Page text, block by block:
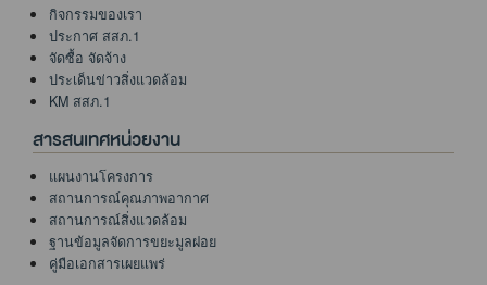
กิจกรรมของเรา
ประกาศ สสภ.1
จัดซื้อ จัดจ้าง
ประเด็นข่าวสิ่งแวดล้อม
KM สสภ.1
สารสนเทศหน่วยงาน
แผนงานโครงการ
สถานการณ์คุณภาพอากาศ
สถานการณ์สิ่งแวดล้อม
ฐานข้อมูลจัดการขยะมูลฝอย
คู่มือเอกสารเผยแพร่